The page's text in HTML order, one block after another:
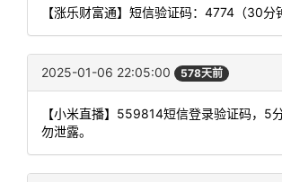
【涨乐财富通】短信验证码：4774（30分
2025-01-06 22:05:00 578天前
【小米直播】559814短信登录验证码，5
勿泄露。